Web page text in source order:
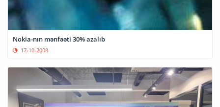
Nokia-nın mənfəəti 30% azalıb
17-10-2008